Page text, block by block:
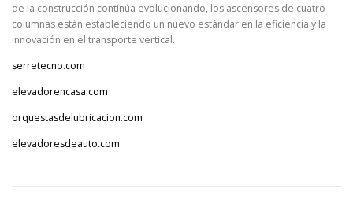
de la construcción continúa evolucionando, los ascensores de cuatro
columnas están estableciendo un nuevo estándar en la eficiencia y la
innovación en el transporte vertical.
serretecno.com
elevadorencasa.com
orquestasdelubricacion.com
elevadoresdeauto.com